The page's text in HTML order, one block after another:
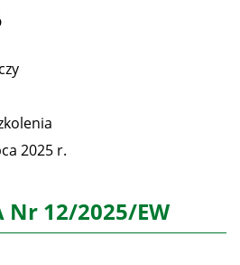
2025 r.
Nr 12/2025/EW